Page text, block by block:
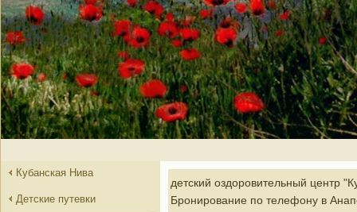
Кубанская Нива
Детские путевки
детский оздоровительный центр
Бронирование по телефону в